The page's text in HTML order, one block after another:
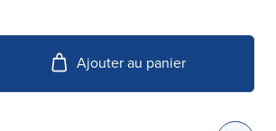
Ajouter au panier